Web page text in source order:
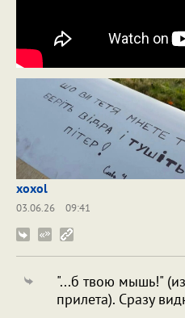
xoxol
03.06.26
09:41
"...б твою мышь!"
прилета). Сразу